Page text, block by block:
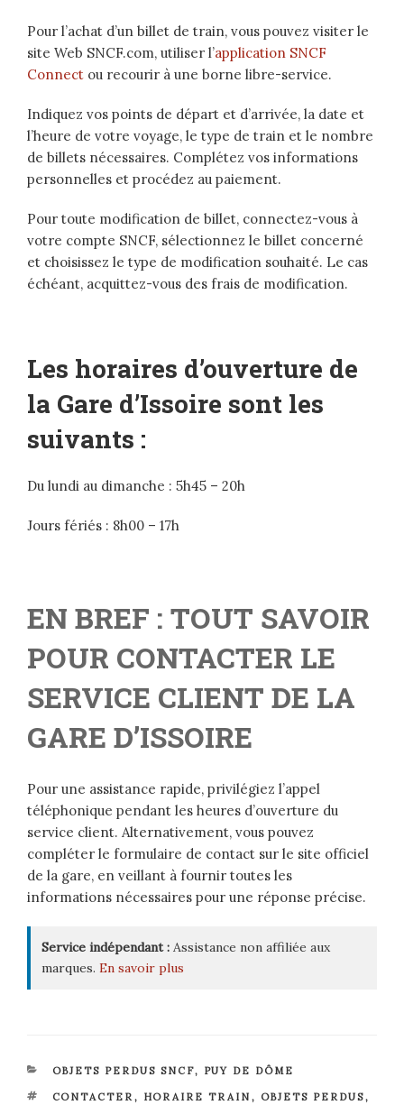
Pour l’achat d’un billet de train, vous pouvez visiter le
site Web SNCF.com, utiliser l’application SNCF
Connect ou recourir à une borne libre-service.
Indiquez vos points de départ et d’arrivée, la date et
l’heure de votre voyage, le type de train et le nombre
de billets nécessaires. Complétez vos informations
personnelles et procédez au paiement.
Pour toute modification de billet, connectez-vous à
votre compte SNCF, sélectionnez le billet concerné
et choisissez le type de modification souhaité. Le cas
échéant, acquittez-vous des frais de modification.
Les horaires d’ouverture de
la Gare d’Issoire sont les
suivants :
Du lundi au dimanche : 5h45 – 20h
Jours fériés : 8h00 – 17h
EN BREF : TOUT SAVOIR
POUR CONTACTER LE
SERVICE CLIENT DE LA
GARE D’ISSOIRE
Pour une assistance rapide, privilégiez l’appel
téléphonique pendant les heures d’ouverture du
service client. Alternativement, vous pouvez
compléter le formulaire de contact sur le site officiel
de la gare, en veillant à fournir toutes les
informations nécessaires pour une réponse précise.
Service indépendant : Assistance non affiliée aux
marques. En savoir plus
CATÉGORIES
OBJETS PERDUS SNCF, PUY DE DÔME
ÉTIQUETTES
CONTACTER, HORAIRE TRAIN , OBJETS PERDUS,